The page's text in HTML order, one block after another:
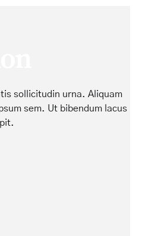
sollicitudin urna. Aliquam
sem. Ut bibendum lacus